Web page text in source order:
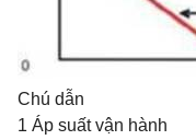
Chú dẫn
1 Áp suất vận hành